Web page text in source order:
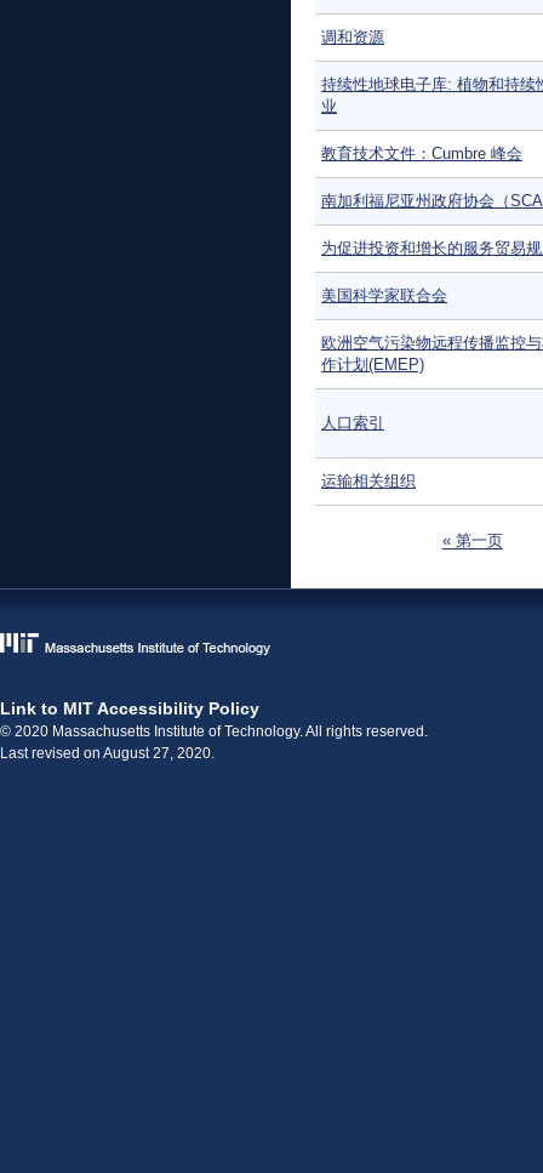
调和资源
持续性地球电子库: 植物和持续
业
教育技术文件：Cumbre 峰会
南加利福尼亚州政府协会（
为促进投资和增长的服务贸易
美国科学家联合会
欧洲空气污染物远程传播监控
作计划(EMEP)
人口索引
运输相关组织
« 第一页
Link to MIT Accessibility Policy
© 2020 Massachusetts Institute of Technology. All rights reserved.
Last revised on August 27, 2020.